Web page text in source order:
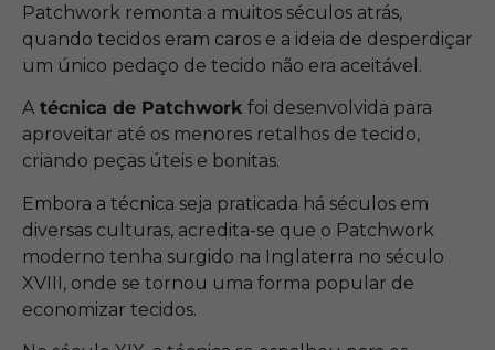
Patchwork remonta a muitos séculos atrás,
quando tecidos eram caros e a ideia de desperdiçar
um único pedaço de tecido não era aceitável.
A técnica de Patchwork foi desenvolvida para
aproveitar até os menores retalhos de tecido,
criando peças úteis e bonitas.
Embora a técnica seja praticada há séculos em
diversas culturas, acredita-se que o Patchwork
moderno tenha surgido na Inglaterra no século
XVIII, onde se tornou uma forma popular de
economizar tecidos.